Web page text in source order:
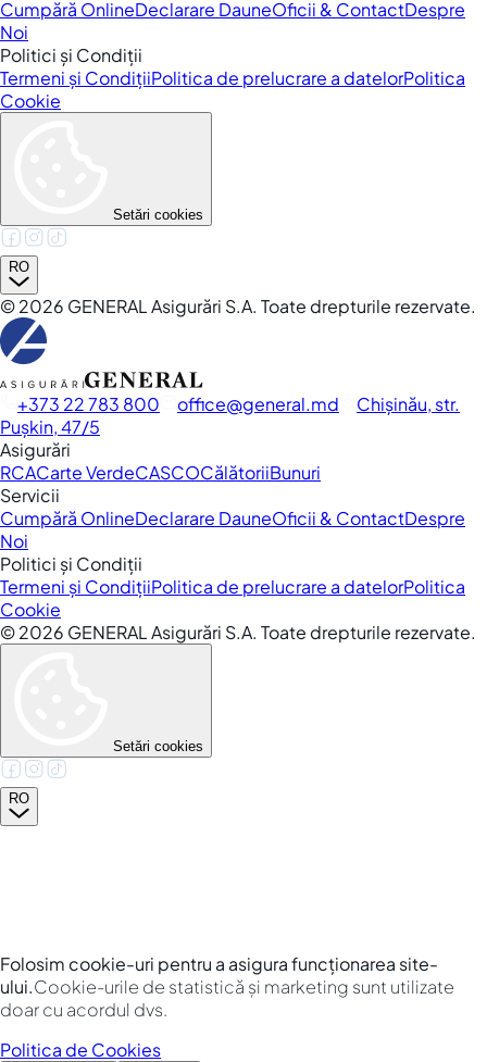
Cumpără OnlineDeclarare DauneOficii & ContactDespre
Noi
Politici și Condiții
Termeni și CondițiiPolitica de prelucrare a datelorPolitica
Cookie
Setări cookies
RO
©2026 GENERAL Asigurări S.A. Toate drepturile rezervate.
+373 22 783 800 office general.md
Chișinău, str.
Pușkin, 47/5
Asigurări
RCACarte VerdeCASCOCălătoriiBunuri
Servicii
Cumpără OnlineDeclarare DauneOficii & ContactDespre
Noi
Politici și Condiții
Termeni și CondițiiPolitica de prelucrare a datelorPolitica
Cookie
©2026 GENERAL Asigurări S.A. Toate drepturile rezervate.
Setări cookies
RO
Folosim cookie-uri pentru a asigura funcționarea site-
ului.Cookie-urile de statistică și marketing sunt utilizate
doar cu acordul dvs.
Politica de Cookies